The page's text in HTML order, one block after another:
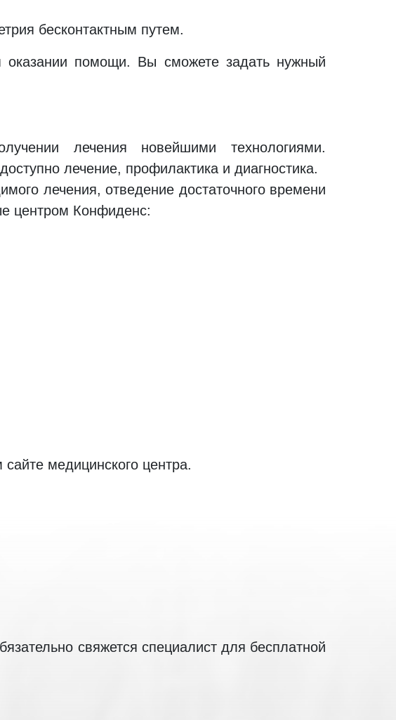
бесконтактным путем.
помощи. Вы сможете задать нужный
лечения новейшими технологиями.
лечение, профилактика и диагностика.
лечения, отведение достаточного времени
центром Конфиденс:
медицинского центра.
свяжется специалист для бесплатной